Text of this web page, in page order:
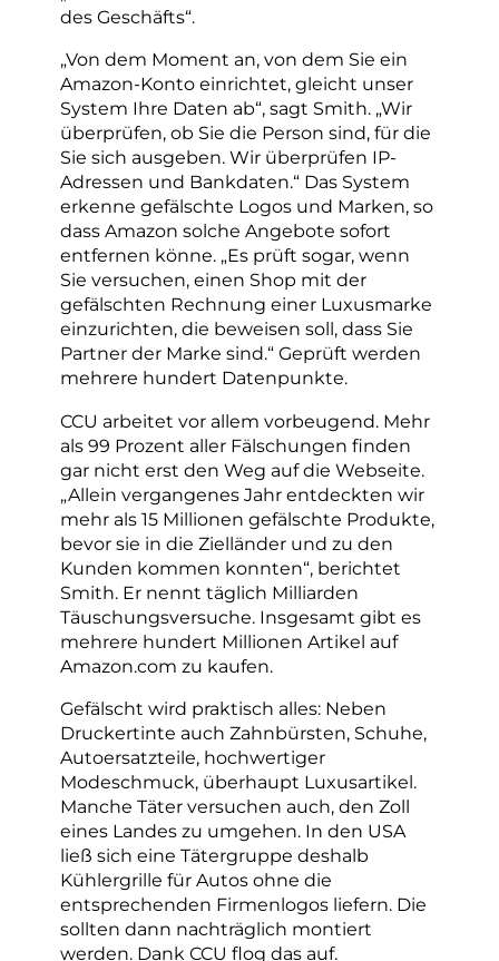
des Geschäfts“.
„Von dem Moment an, von dem Sie ein
Amazon-Konto einrichtet, gleicht unser
System Ihre Daten ab“, sagt Smith. „Wir
überprüfen, ob Sie die Person sind, für die
Sie sich ausgeben. Wir überprüfen IP-
Adressen und Bankdaten.“ Das System
erkenne gefälschte Logos und Marken, so
dass Amazon solche Angebote sofort
entfernen könne. „Es prüft sogar, wenn
Sie versuchen, einen Shop mit der
gefälschten Rechnung einer Luxusmarke
einzurichten, die beweisen soll, dass Sie
Partner der Marke sind.“ Geprüft werden
mehrere hundert Datenpunkte.
CCU arbeitet vor allem vorbeugend. Mehr
als 99 Prozent aller Fälschungen finden
gar nicht erst den Weg auf die Webseite.
„Allein vergangenes Jahr entdeckten wir
mehr als 15 Millionen gefälschte Produkte,
bevor sie in die Zielländer und zu den
Kunden kommen konnten“, berichtet
Smith. Er nennt täglich Milliarden
Täuschungsversuche. Insgesamt gibt es
mehrere hundert Millionen Artikel auf
Amazon.com zu kaufen.
Gefälscht wird praktisch alles: Neben
Druckertinte auch Zahnbürsten, Schuhe,
Autoersatzteile, hochwertiger
Modeschmuck, überhaupt Luxusartikel.
Manche Täter versuchen auch, den Zoll
eines Landes zu umgehen. In den USA
ließ sich eine Tätergruppe deshalb
Kühlergrille für Autos ohne die
entsprechenden Firmenlogos liefern. Die
sollten dann nachträglich montiert
werden. Dank CCU flog das auf.